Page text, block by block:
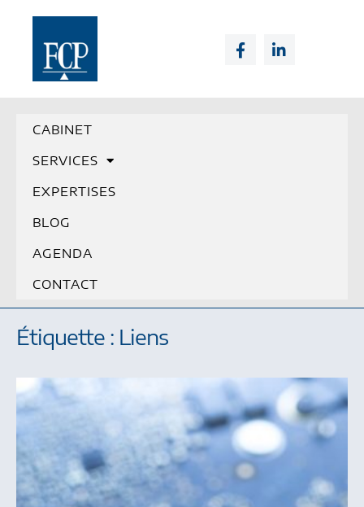
CABINET
SERVICES
EXPERTISES
BLOG
AGENDA
CONTACT
Étiquette : Liens